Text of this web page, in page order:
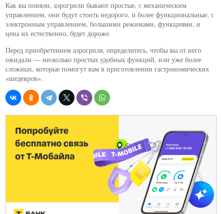
Как вы поняли, аэрогрили бывают простые, с механическим
управлением, они будут стоить недорого, и более функциональные, с
электронным управлением, большими режимами, функциями, и
цена их естественно, будет дороже.
Перед приобретением аэрогриля, определитесь, чтобы вы от него
ожидали — несколько простых удобных функций, или уже более
сложных, которые помогут вам в приготовлении гастрономических
«шедевров».